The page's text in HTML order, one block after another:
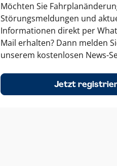
Möchten Sie
Störungsmeldungen und
Informationen direkt per
Mail erhalten? Dann melden
unserem kostenlosen News-
Jetzt